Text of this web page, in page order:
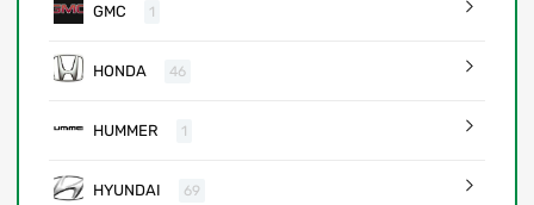
GMC 1
HONDA 46
HUMMER 1
HYUNDAI 69